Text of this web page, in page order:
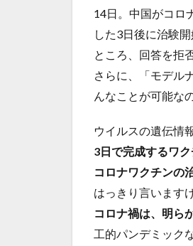
14日。中国がコロ
した3日後に治験
ところ、回答を拒
さらに、「モデル
んなことが可能な
ウイルスの遺伝情
3日で完成するワ
コロナワクチンの
はっきり言います
コロナ禍は、明ら
工的パンデミック